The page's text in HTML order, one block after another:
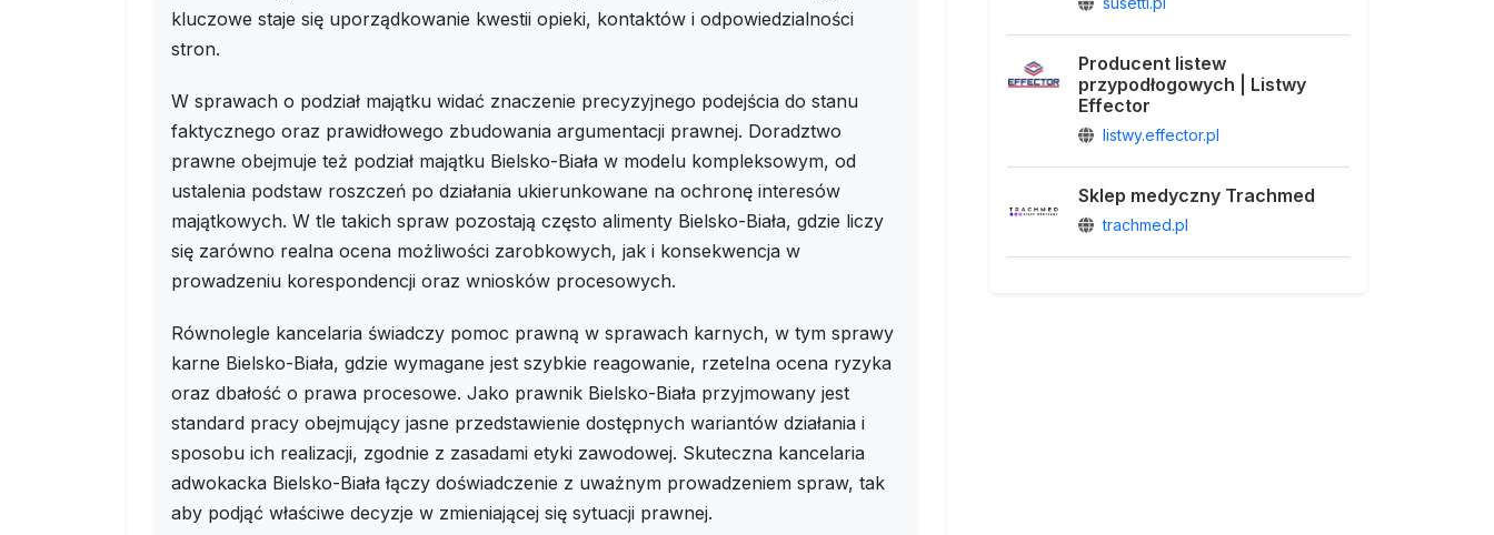
kluczowe staje się uporządkowanie kwestii opieki, kontaktów i odpowiedzialności
stron.
W sprawach o podział majątku widać znaczenie precyzyjnego podejścia do stanu
faktycznego oraz prawidłowego zbudowania argumentacji prawnej. Doradztwo
prawne obejmuje też podział majątku Bielsko-Biała w modelu kompleksowym, od
ustalenia podstaw roszczeń po działania ukierunkowane na ochronę interesów
majątkowych. W tle takich spraw pozostają często alimenty Bielsko-Biała, gdzie liczy
się zarówno realna ocena możliwości zarobkowych, jak i konsekwencja w
prowadzeniu korespondencji oraz wniosków procesowych.
Równolegle kancelaria świadczy pomoc prawną w sprawach karnych, w tym sprawy
karne Bielsko-Biała, gdzie wymagane jest szybkie reagowanie, rzetelna ocena ryzyka
oraz dbałość o prawa procesowe. Jako prawnik Bielsko-Biała przyjmowany jest
standard pracy obejmujący jasne przedstawienie dostępnych wariantów działania i
sposobu ich realizacji, zgodnie z zasadami etyki zawodowej. Skuteczna kancelaria
adwokacka Bielsko-Biała łączy doświadczenie z uważnym prowadzeniem spraw, tak
aby podjąć właściwe decyzje w zmieniającej się sytuacji prawnej.
Producent listew
przypodłogowych | Listwy
Effector
listwy.effector.pl
Sklep medyczny Trachmed
trachmed.pl